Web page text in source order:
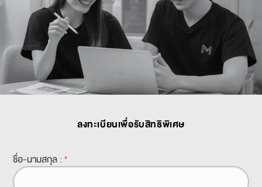
ลงทะเบียนเพื่อรับสิทธิพิเศษ
ชื่อ-นามสกุล :*